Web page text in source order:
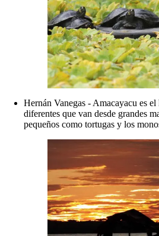
Hernán Vanegas - Amacayacu es el
diferentes que van desde grandes
pequeños como tortugas y los